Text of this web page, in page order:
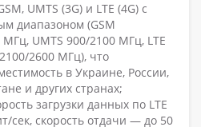
UMTS (3G) и LTE (4G) с
диапазоном (GSM
UMTS 900/2100 МГц, LTE
2600 МГц), что
в Украине, России,
и других странах;
загрузки данных по LTE
сек, скорость отдачи — до 50